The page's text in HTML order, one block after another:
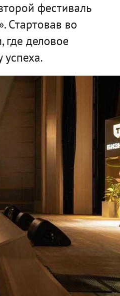
фестиваль
Стартовав во
где деловое